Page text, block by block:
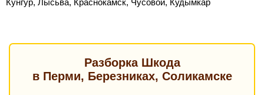
Кунгур, Лысьва, Краснокамск, Чусовой, Кудымкар
Разборка Шкода
в Перми, Березниках, Соликамске